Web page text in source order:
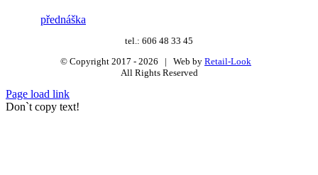
přednáška
tel.: 606 48 33 45
© Copyright 2017 - 2026 | Web by Retail-Look
All Rights Reserved
Page load link
Don`t copy text!